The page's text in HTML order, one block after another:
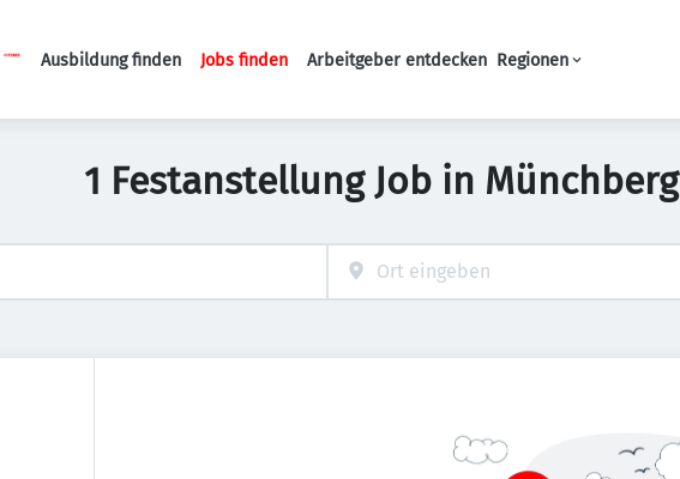
Haupt-Navigation
Ausbildung finden Jobs finden Arbeitgeber entdecken Regionen
1 Festanstellung Job in Münchberg